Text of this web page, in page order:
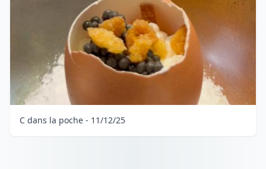
C dans la poche - 11/12/25